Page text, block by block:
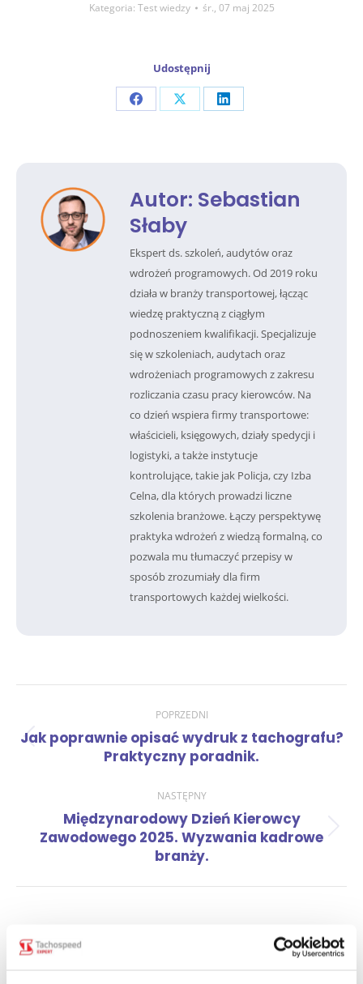
Kategoria: Test wiedzy śr., 07 maj 2025
Udostępnij
Share Share Share
Autor: Sebastian
Słaby
Ekspert ds. szkoleń, audytów oraz
wdrożeń programowych. Od 2019 roku
działa w branży transportowej, łącząc
wiedzę praktyczną z ciągłym
podnoszeniem kwalifikacji. Specjalizuje
się w szkoleniach, audytach oraz
wdrożeniach programowych z zakresu
rozliczania czasu pracy kierowców. Na
co dzień wspiera firmy transportowe:
właścicieli, księgowych, działy spedycji i
logistyki, a także instytucje
kontrolujące, takie jak Policja, czy Izba
Celna, dla których prowadzi liczne
szkolenia branżowe. Łączy perspektywę
praktyka wdrożeń z wiedzą formalną, co
pozwala mu tłumaczyć przepisy w
sposób zrozumiały dla firm
transportowych każdej wielkości.
Nawigacja
wpisów
POPRZEDNI
Poprzedni
wpis:
Jak poprawnie opisać wydruk z tachografu?
Praktyczny poradnik.
NASTĘPNY
Następny
wpis:
Międzynarodowy Dzień Kierowcy
Zawodowego 2025. Wyzwania kadrowe
branży.